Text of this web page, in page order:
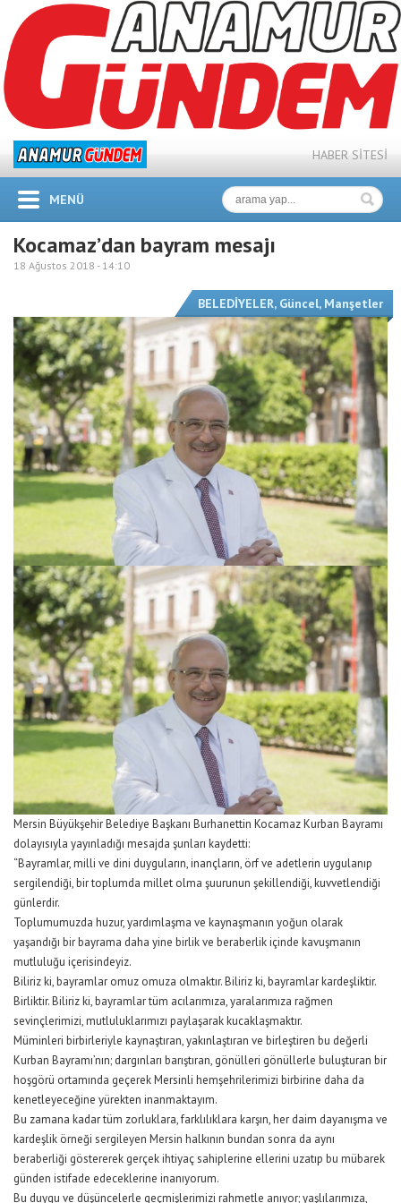
HABER SİTESİ
MENÜ
Kocamaz’dan bayram mesajı
18 Ağustos 2018 - 14:10
BELEDİYELER, Güncel, Manşetler
Mersin Büyükşehir Belediye Başkanı Burhanettin Kocamaz Kurban Bayramı
dolayısıyla yayınladığı mesajda şunları kaydetti:
“Bayramlar, milli ve dini duyguların, inançların, örf ve adetlerin uygulanıp
sergilendiği, bir toplumda millet olma şuurunun şekillendiği, kuvvetlendiği
günlerdir.
Toplumumuzda huzur, yardımlaşma ve kaynaşmanın yoğun olarak
yaşandığı bir bayrama daha yine birlik ve beraberlik içinde kavuşmanın
mutluluğu içerisindeyiz.
Biliriz ki, bayramlar omuz omuza olmaktır. Biliriz ki, bayramlar kardeşliktir.
Birliktir. Biliriz ki, bayramlar tüm acılarımıza, yaralarımıza rağmen
sevinçlerimizi, mutluluklarımızı paylaşarak kucaklaşmaktır.
Müminleri birbirleriyle kaynaştıran, yakınlaştıran ve birleştiren bu değerli
Kurban Bayramı’nın; dargınları barıştıran, gönülleri gönüllerle buluşturan bir
hoşgörü ortamında geçerek Mersinli hemşehrilerimizi birbirine daha da
kenetleyeceğine yürekten inanmaktayım.
Bu zamana kadar tüm zorluklara, farklılıklara karşın, her daim dayanışma ve
kardeşlik örneği sergileyen Mersin halkının bundan sonra da aynı
beraberliği göstererek gerçek ihtiyaç sahiplerine ellerini uzatıp bu mübarek
günden istifade edeceklerine inanıyorum.
Bu duygu ve düşüncelerle geçmişlerimizi rahmetle anıyor; yaşlılarımıza,